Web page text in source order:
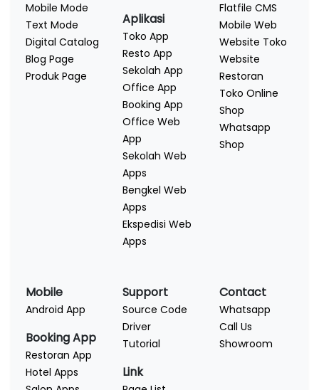
Mobile Mode
Text Mode
Digital Catalog
Blog Page
Produk Page
Aplikasi
Toko App
Resto App
Sekolah App
Office App
Booking App
Office Web
App
Sekolah Web
Apps
Bengkel Web
Apps
Ekspedisi Web
Apps
Flatfile CMS
Mobile Web
Website Toko
Website
Restoran
Toko Online
Shop
Whatsapp
Shop
Mobile
Android App
Booking App
Restoran App
Hotel Apps
Support
Source Code
Driver
Tutorial
Link
Contact
Whatsapp
Call Us
Showroom